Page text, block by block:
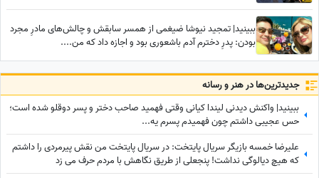
ببینید| تمجید نیوشا ضیغمی از همسر سابقش و چالش‌های مادرِ مجرد
بودن: پدرِ دخترم آدم باشعوری بود و اجازه داد که من....
جدید‌ترین‌ها در هنر و رسانه
ببینید| واکنش دیدنی لیندا کیانی وقتی فهمید صاحب دختر و پسر دوقلو شده است؛
حس عجیبی داشتم چون فهمیدم پسرم یه...
علیرضا خمسه بازیگر سریال پایتخت: در سریال پایتخت من نقش پیرمردی را داشتم
که هیچ دیالوگی نداشت! پنجعلی از طریق نگاهش با مردم حرف می زد